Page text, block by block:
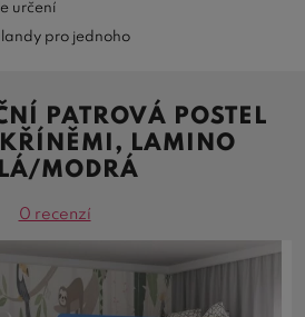
určení
pro jednoho
PATROVÁ POSTEL
LAMINO
MODRÁ
0 recenzí